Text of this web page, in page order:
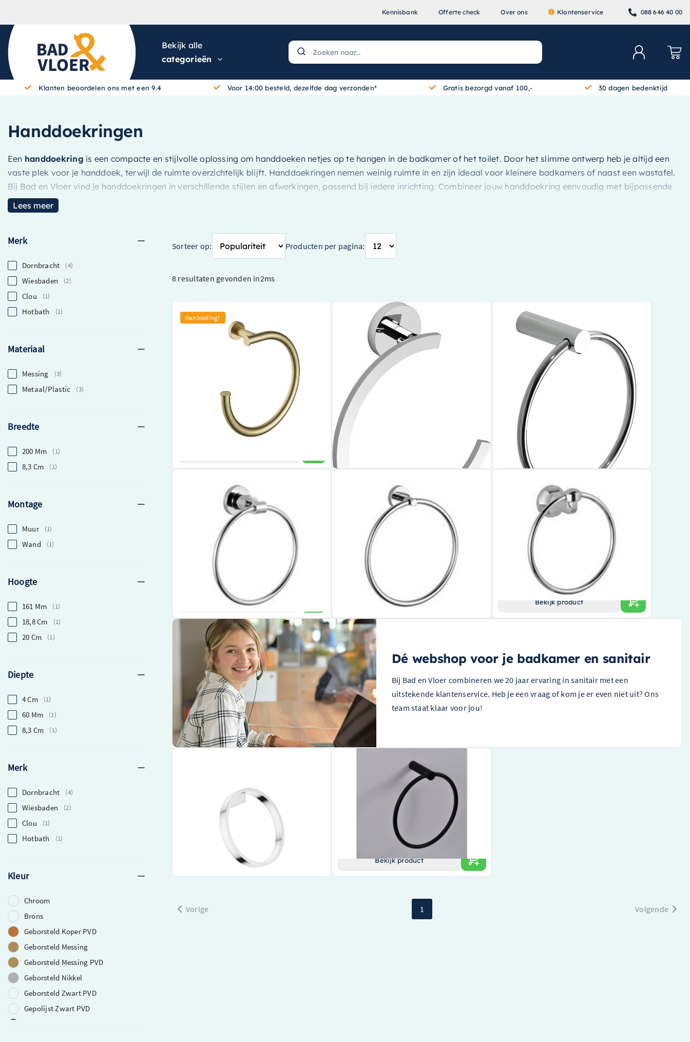
Kennisbank Offerte check Over ons Klantenservice 088 646 40 00
Bekijk alle
categorieën
Klanten beoordelen ons met een 9.4 Voor 14:00 besteld, dezelfde dag verzonden* Gratis bezorgd vanaf 100,- 30 dagen bedenktijd
Handdoekringen
Een handdoekring is een compacte en stijlvolle oplossing om handdoeken netjes op te hangen in de badkamer of het toilet. Door het slimme ontwerp heb je altijd een
vaste plek voor je handdoek, terwijl de ruimte overzichtelijk blijft. Handdoekringen nemen weinig ruimte in en zijn ideaal voor kleinere badkamers of naast een wastafel.
Bij Bad en Vloer vind je handdoekringen in verschillende stijlen en afwerkingen, passend bij iedere inrichting. Combineer jouw handdoekring eenvoudig met bijpassende
badkameraccessoires
Lees meer
Merk
Dornbracht 4
Wiesbaden 2
Clou 1
Hotbath 1
Materiaal
Messing 3
Metaal/Plastic 3
Breedte
200 Mm 1
8,3 Cm 1
Montage
Muur 1
Wand 1
Hoogte
161 Mm 1
18,8 Cm 1
20 Cm 1
Diepte
4 Cm 1
60 Mm 1
8,3 Cm 1
Merk
Dornbracht 4
Wiesbaden 2
Clou 1
Hotbath 1
Kleur
Chroom
Brons
Geborsteld Koper PVD
Geborsteld Messing
Geborsteld Messing PVD
Geborsteld Nikkel
Geborsteld Zwart PVD
Gepolijst Zwart PVD
Sorteer op: Producten per pagina:
8 resultaten gevonden in2ms
Aanbieding!
Hotbath &More Handdoekring – 22 cm –
Geborsteld messing – BAA08BB
Hoogwaardige handdoekring van een
Gemaakt van duurzaam geborsteld messing
Perfecte maat met een diameter van 22 cm
Clou Flat handdoekring – CL/09.02056
Elegant ontwerp van een toonaangevend merk
Gemakkelijke montage voor naadloze integratie in
uw badkamer
Robuuste constructie, ontworpen om lang mee te
€ 83,01
Wiesbaden Ida handdoekring chroom –
28.4055
Handig en stijlvol ontwerp voor het ophangen van
Gemaakt van duurzaam chroom voor een
glanzende afwerking
Van het betrouwbare merk Wiesbaden voor
kwaliteitsgarantie
€ 37,80
Dornbracht Handdoekring Tara rond
Chroom 83200892-00
Exclusief ontworpen door het toonaangevende
Gemaakt van hoogwaardig chroom voor een luxe
De ronde ontwerpesthetiek biedt een stijlvolle en
moderne touch aan elke badkamer
€ 223,40
Bekijk product
Dornbracht Handdoekring TARA.Logic rond
Chroom 83200979-00
Vervaardigd door wereldberoemde
sanitairfabrikant
Gemaakt van hoogwaardig en duurzaam chroom
Modern en gestroomlijnd rond ontwerp
€ 160,49
Bekijk product
Dornbracht Handdoekring Madison rond
Chroom 83200361-00
Authentiek design van topmerk
Hoogwaardig chroom afwerking
Ronde vorm voor een stijlvolle uitstraling
€ 214,90
Bekijk product
Dé webshop voor je badkamer en sanitair
Bij Bad en Vloer combineren we 20 jaar ervaring in sanitair met een
uitstekende klantenservice. Heb je een vraag of kom je er even niet uit? Ons
team staat klaar voor jou!
Gemaakt van robuust en glanzend chroom
Eenvoudig te monteren met een diameter van
Bekijk product
Wiesbaden Handdoekring Wiesbaden Ida
Stijlvolle zwarte afwerking
Hoogwaardig merk
Praktische en functionele ontwerp
Bekijk product
Vorige 1 Volgende